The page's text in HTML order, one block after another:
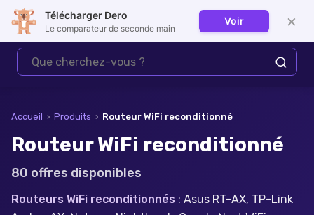
Se connecter
Accueil › Produits › Routeur WiFi reconditionné
Routeur WiFi reconditionné
80 offres disponibles
Routeurs WiFi reconditionnés : Asus RT-AX, TP-Link
Télécharger Dero
Le comparateur de seconde main
Voir ×